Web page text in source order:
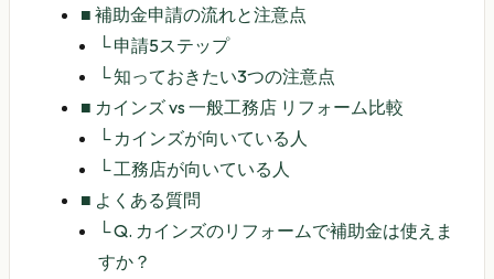
■ 補助金申請の流れと注意点
└申請5ステップ
└知っておきたい3つの注意点
■ カインズ vs 一般工務店 リフォーム比較
└ カインズが向いている人
└工務店が向いている人
■ よくある質問
└Q. カインズのリフォームで補助金は使えま
すか？